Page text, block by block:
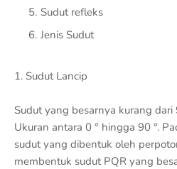
Sudut refleks
Jenis Sudut
1. Sudut Lancip
Sudut yang besarnya kurang
Ukuran antara 0 ° hingga 90 °.
sudut yang dibentuk oleh
membentuk sudut PQR yang